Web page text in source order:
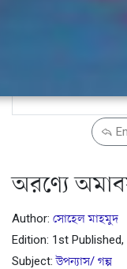
অরণ্যে
Author: সোহেল মাহমুদ
Edition: 1st Published,
Subject:উপন্যাস/ গল্প